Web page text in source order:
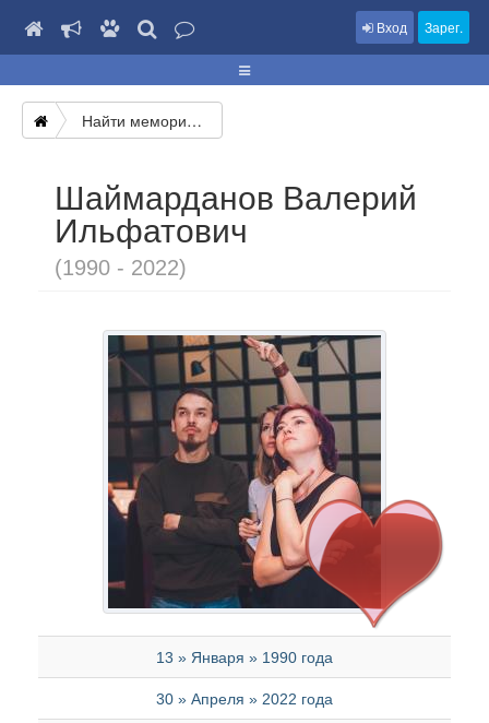
Вход Зарег.
Найти мемориал
Шаймарданов Валерий
Ильфатович
(1990 - 2022)
13 » Января » 1990 года
30 » Апреля » 2022 года